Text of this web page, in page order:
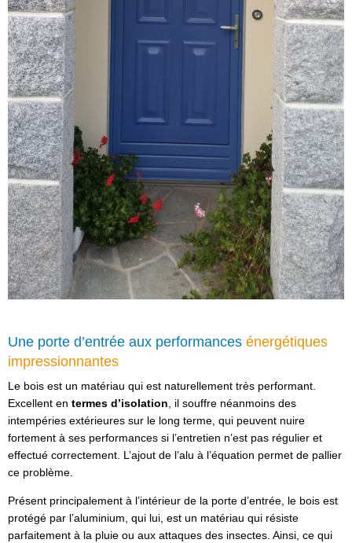
Une porte d’entrée aux performances énergétiques
impressionnantes
Le bois est un matériau qui est naturellement très performant.
Excellent en termes d’isolation, il souffre néanmoins des
intempéries extérieures sur le long terme, qui peuvent nuire
fortement à ses performances si l’entretien n’est pas régulier et
effectué correctement. L’ajout de l’alu à l’équation permet de pallier
ce problème.
Présent principalement à l’intérieur de la porte d’entrée, le bois est
protégé par l’aluminium, qui lui, est un matériau qui résiste
parfaitement à la pluie ou aux attaques des insectes. Ainsi, ce qui